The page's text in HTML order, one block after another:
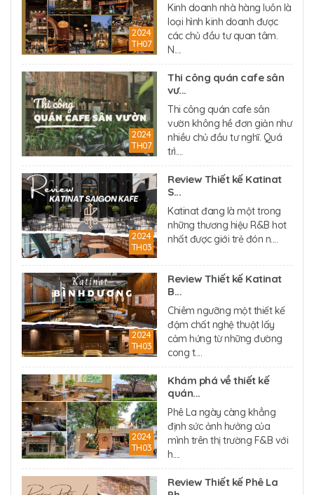
2024
TH07
Kinh doanh nhà hàng luôn là
loại hình kinh doanh được
các chủ đầu tư quan tâm.
N....
2024
TH07
Thi công quán cafe sân
vư...
Thi công quán cafe sân
vườn không hề đơn giản như
nhiều chủ đầu tư nghĩ. Quá
trì....
2024
TH03
Review Thiết kế Katinat
S...
Katinat đang là một trong
những thương hiệu R&B hot
nhất được giới trẻ đón n....
2024
TH03
Review Thiết kế Katinat
B...
Chiêm ngưỡng một thiết kế
đậm chất nghệ thuật lấy
cảm hứng từ những đường
cong t....
2024
TH03
Khám phá về thiết kế
quán...
Phê La ngày càng khẳng
định sức ảnh hưởng của
mình trên thị trường F&B với
h....
Review Thiết kế Phê La